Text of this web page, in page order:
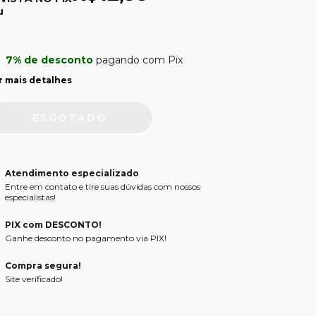
7% de descontopagando com Pix
mais detalhes
Atendimento especializado
Entre em contato e tire suas dúvidas com nossos
especialistas!
PIX com DESCONTO!
Ganhe desconto no pagamento via PIX!
Compra segura!
Site verificado!